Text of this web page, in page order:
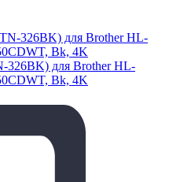
326BK) для Brother HL-
Bk, 4K